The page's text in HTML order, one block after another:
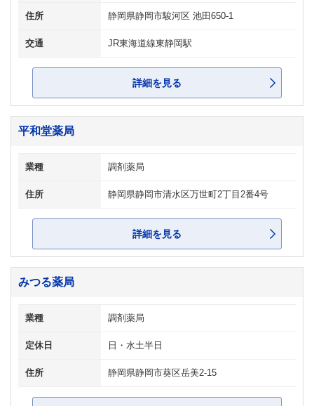
住所 静岡県静岡市駿河区 池田650-1
交通 JR東海道線東静岡駅
詳細を見る
平和堂薬局
業種 調剤薬局
住所 静岡県静岡市清水区万世町2丁目2番4号
詳細を見る
みつる薬局
業種 調剤薬局
定休日 日・水土半日
住所 静岡県静岡市葵区岳美2-15